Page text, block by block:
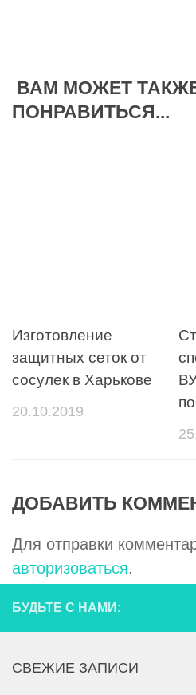
ВАМ МОЖЕТ
ПОНРАВИТЬСЯ...
Изготовление
защитных сеток от
сосулек в Харькове
20.10.2019
ДОБАВИТЬ
Для отправки
авторизоваться.
БУДЬТЕ С НАМИ:
СВЕЖИЕ ЗАПИСИ